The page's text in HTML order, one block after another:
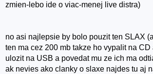
zmien-lebo ide o viac-menej live distra)
no asi najlepsie by bolo pouzit ten SLAX
ten ma cez 200 mb takze ho vypalit na CD
ulozit na USB a povedat mu ze ich ma
ak nevies ako clanky o slaxe najdes tu aj